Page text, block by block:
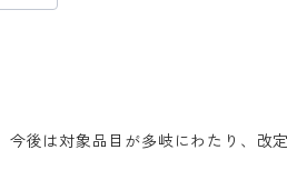
後は対象品目が多岐にわたり、改